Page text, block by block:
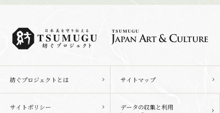
紡ぐプロジェクトとは サイトマップ
サイトポリシー
データの収集と利用